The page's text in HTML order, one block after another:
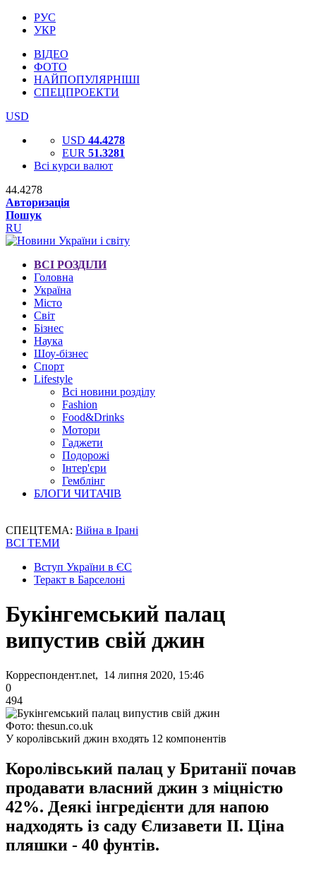
РУС
УКР
ВІДЕО
ФОТО
НАЙПОПУЛЯРНІШІ
СПЕЦПРОЕКТИ
USD
USD 44.4278
EUR 51.3281
Всі курси валют
44.4278
Авторизація
Пошук
RU
ВСІ РОЗДІЛИ
Головна
Україна
Місто
Світ
Бізнес
Наука
Шоу-бізнес
Спорт
Lifestyle
Всі новини розділу
Fashion
Food&Drinks
Мотори
Гаджети
Подорожі
Інтер'єри
Гемблінг
БЛОГИ ЧИТАЧІВ
СПЕЦТЕМА: Війна в Ірані
ВСІ ТЕМИ
Вступ України в ЄС
Теракт в Барселоні
Букінгемський палац
випустив свій джин
Корреспондент.net, 14 липня 2020, 15:46
0
494
Фото: thesun.co.uk
У королівський джин входять 12 компонентів
Королівський палац у Британії почав
продавати власний джин з міцністю
42%. Деякі інгредієнти для напою
надходять із саду Єлизавети II. Ціна
пляшки - 40 фунтів.